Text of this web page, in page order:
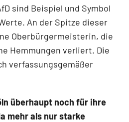
sind Beispiel und Symbol
An der Spitze dieser
Oberbürgermeisterin, die
Hemmungen verliert. Die
verfassungsgemäßer
überhaupt noch für ihre
mehr als nur starke